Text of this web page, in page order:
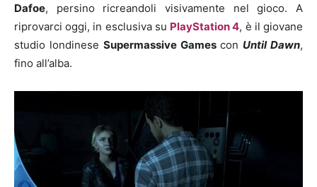
Dafoe, persino ricreandoli visivamente nel gioco. A
riprovarci oggi, in esclusiva su PlayStation 4, è il giovane
studio londinese Supermassive Games con Until Dawn,
fino all’alba.